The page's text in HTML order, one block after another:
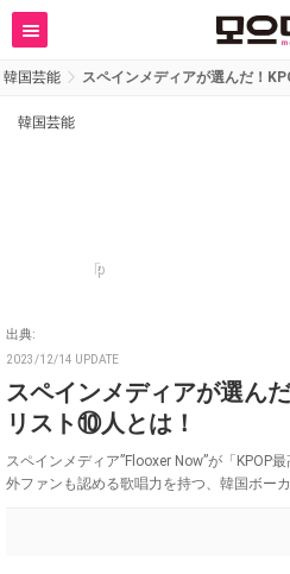
韓国芸能 スペインメディアが選んだ！
韓国芸能
p
出典:
2023/12/14 UPDATE
スペインメディアが選ん
リスト⑩人とは！
スペインメディア”Flooxer Now”が「KPOP
外ファンも認める歌唱力を持つ、韓国ボー